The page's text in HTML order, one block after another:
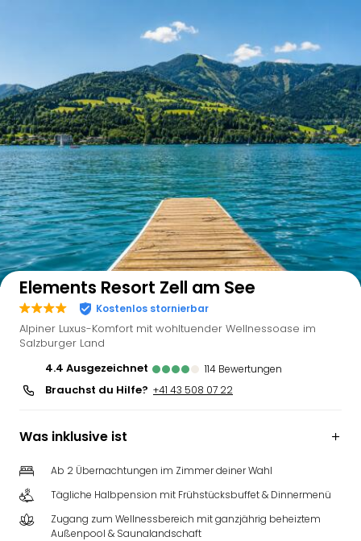
Auf der Karte anzeigen
Elements Resort Zell am See
Kostenlos stornierbar
Alpiner Luxus-Komfort mit wohltuender Wellnessoase im
Salzburger Land
4.4
ausgezeichnet 114 Bewertungen
Brauchst du Hilfe? +41 43 508 07 22
Was inklusive ist
Ab 2 Übernachtungen im Zimmer deiner Wahl
Tägliche Halbpension mit Frühstücksbuffet & Dinnermenü
Zugang zum Wellnessbereich mit ganzjährig beheiztem
Außenpool & Saunalandschaft